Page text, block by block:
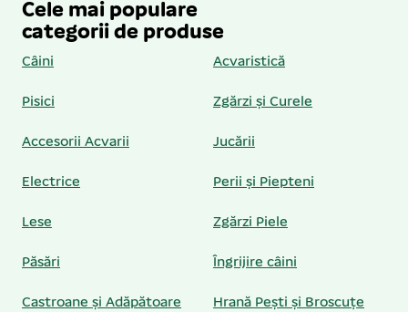
Cele mai populare
categorii de produse
Câini Acvaristică
Pisici Zgărzi și Curele
Accesorii Acvarii Jucării
Electrice Perii și Piepteni
Lese Zgărzi Piele
Păsări Îngrijire câini
Castroane și Adăpătoare Hrană Pești și Broscuțe